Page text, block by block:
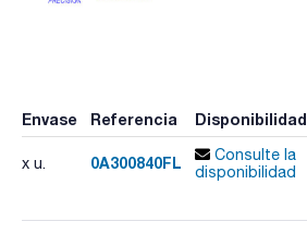
Envase Referencia Disponibilidad
x u. 0A300840FL
Consulte la
disponibilidad